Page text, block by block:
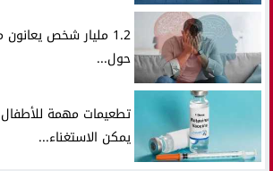
1.2 مليار شخص
حول...
تطعيمات مهمة
يمكن الاستغناء...